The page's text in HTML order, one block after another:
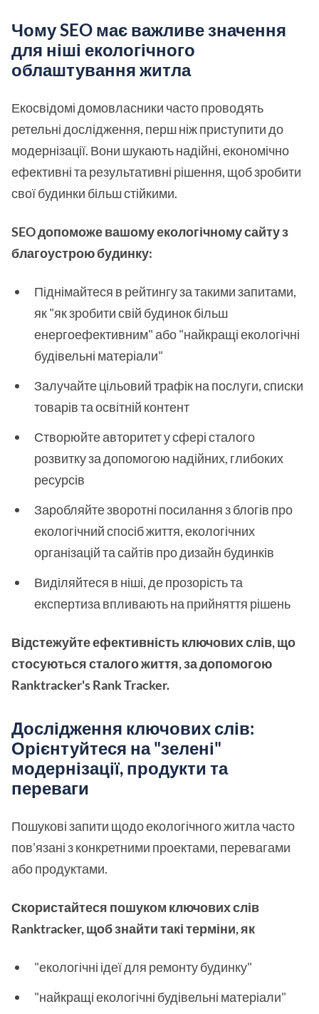
Чому SEO має важливе значення
для ніші екологічного
облаштування житла
Екосвідомі домовласники часто проводять
ретельні дослідження, перш ніж приступити до
модернізації. Вони шукають надійні, економічно
ефективні та результативні рішення, щоб зробити
свої будинки більш стійкими.
SEO допоможе вашому екологічному сайту з
благоустрою будинку:
Піднімайтеся в рейтингу за такими запитами,
як "як зробити свій будинок більш
енергоефективним" або "найкращі екологічні
будівельні матеріали"
Залучайте цільовий трафік на послуги, списки
товарів та освітній контент
Створюйте авторитет у сфері сталого
розвитку за допомогою надійних, глибоких
ресурсів
Заробляйте зворотні посилання з блогів про
екологічний спосіб життя, екологічних
організацій та сайтів про дизайн будинків
Виділяйтеся в ніші, де прозорість та
експертиза впливають на прийняття рішень
Відстежуйте ефективність ключових слів, що
стосуються сталого життя, за допомогою
Ranktracker's Rank Tracker.
Дослідження ключових слів:
Орієнтуйтеся на "зелені"
модернізації, продукти та
переваги
Пошукові запити щодо екологічного житла часто
пов'язані з конкретними проектами, перевагами
або продуктами.
Скористайтеся пошуком ключових слів
Ranktracker, щоб знайти такі терміни, як
"екологічні ідеї для ремонту будинку"
"найкращі екологічні будівельні матеріали"